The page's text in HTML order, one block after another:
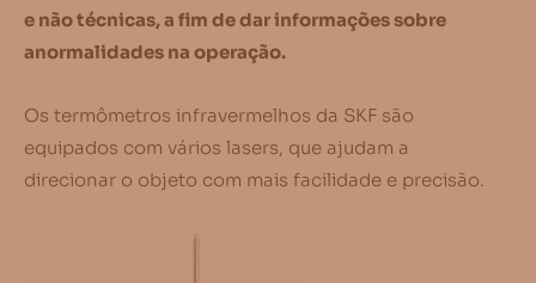
e não técnicas, a fim de dar informações sobre
anormalidades na operação.
Os termômetros infravermelhos da SKF são
equipados com vários lasers, que ajudam a
direcionar o objeto com mais facilidade e precisão.